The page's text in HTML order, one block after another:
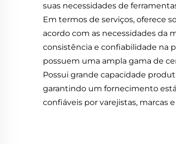
suas necessidades de
Em termos de serviços, oferece
acordo com as necessidades da
consistência e confiabilidade na
possuem uma ampla gama de
Possui grande capacidade
garantindo um fornecimento
confiáveis por varejistas, marcas